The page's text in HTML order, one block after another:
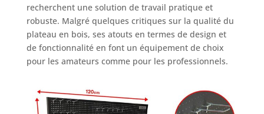
recherchent une solution de travail pratique et
robuste. Malgré quelques critiques sur la qualité du
plateau en bois, ses atouts en termes de design et
de fonctionnalité en font un équipement de choix
pour les amateurs comme pour les professionnels.